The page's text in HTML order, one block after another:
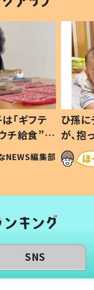
「ギフテ
チ給食”を
#令和の親
NEWS編集部
ひ孫
が、
「涙が
い」
SNS